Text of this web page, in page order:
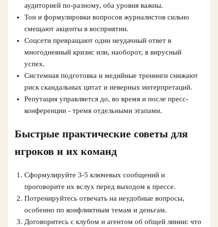
аудиторией по-разному, оба уровня важны.
Тон и формулировки вопросов журналистов сильно
смещают акценты в восприятии.
Соцсети превращают один неудачный ответ в
многодневный кризис или, наоборот, в вирусный
успех.
Системная подготовка и медийные тренинги снижают
риск скандальных цитат и неверных интерпретаций.
Репутация управляется до, во время и после пресс-
конференции - тремя отдельными этапами.
Быстрые практические советы для
игроков и их команд
Сформулируйте 3-5 ключевых сообщений и
проговорите их вслух перед выходом к прессе.
Потренируйтесь отвечать на неудобные вопросы,
особенно по конфликтным темам и деньгам.
Договоритесь с клубом и агентом об общей линии: что